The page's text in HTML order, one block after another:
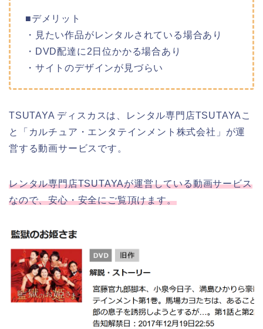
■デメリット
・見たい作品がレンタルされている場合あり
・DVD配達に2日位かかる場合あり
・サイトのデザインが見づらい
TSUTAYA ディスカスは、レンタル専門店TSUTAYAこ
と「カルチュア・エンタテインメント株式会社」が運
営する動画サービスです。
レンタル専門店TSUTAYAが運営している動画サービス
なので、安心・安全にご覧頂けます。